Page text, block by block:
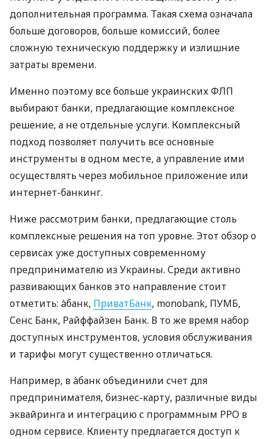
дополнительная программа. Такая схема означала
больше договоров, больше комиссий, более
сложную техническую поддержку и излишние
затраты времени.
Именно поэтому все больше украинских ФЛП
выбирают банки, предлагающие комплексное
решение, а не отдельные услуги. Комплексный
подход позволяет получить все основные
инструменты в одном месте, а управление ими
осуществлять через мобильное приложение или
интернет-банкинг.
Ниже рассмотрим банки, предлагающие столь
комплексные решения на топ уровне. Этот обзор о
сервисах уже доступных современному
предпринимателю из Украины. Среди активно
развивающих банков это направление стоит
отметить: àбанк, ПриватБанк, monobank, ПУМБ,
Сенс Банк, Райффайзен Банк. В то же время набор
доступных инструментов, условия обслуживания
и тарифы могут существенно отличаться.
Например, в àбанк объединили счет для
предпринимателя, бизнес-карту, различные виды
эквайринга и интеграцию с программным РРО в
одном сервисе. Клиенту предлагается доступ к